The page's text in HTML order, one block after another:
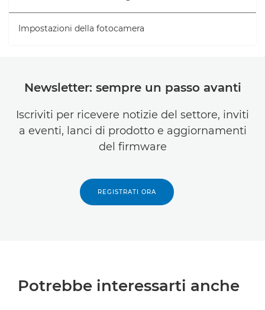
Impostazioni della fotocamera
Newsletter: sempre un passo avanti
Iscriviti per ricevere notizie del settore, inviti
a eventi, lanci di prodotto e aggiornamenti
del firmware
REGISTRATI ORA
Potrebbe interessarti anche